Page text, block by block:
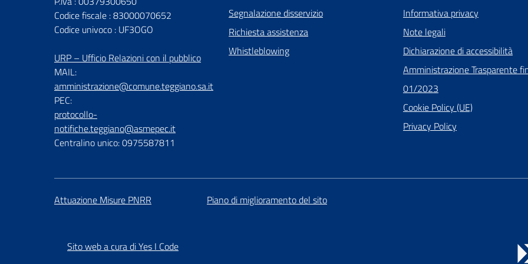
Codice fiscale : 83000070652
Codice univoco : UF3OGO
URP – Ufficio Relazioni con il pubblico
MAIL:
amministrazione@comune.teggiano.sa.it
PEC:
protocollo-
notifiche.teggiano@asmepec.it
Centralino unico: 0975587811
Segnalazione disservizio
Richiesta assistenza
Whistleblowing
Informativa privacy
Note legali
Dichiarazione di accessibilità
Amministrazione Trasparente
01/2023
Cookie Policy (UE)
Privacy Policy
Attuazione Misure PNRR Piano di miglioramento del sito
Sito web a cura di Yes I Code